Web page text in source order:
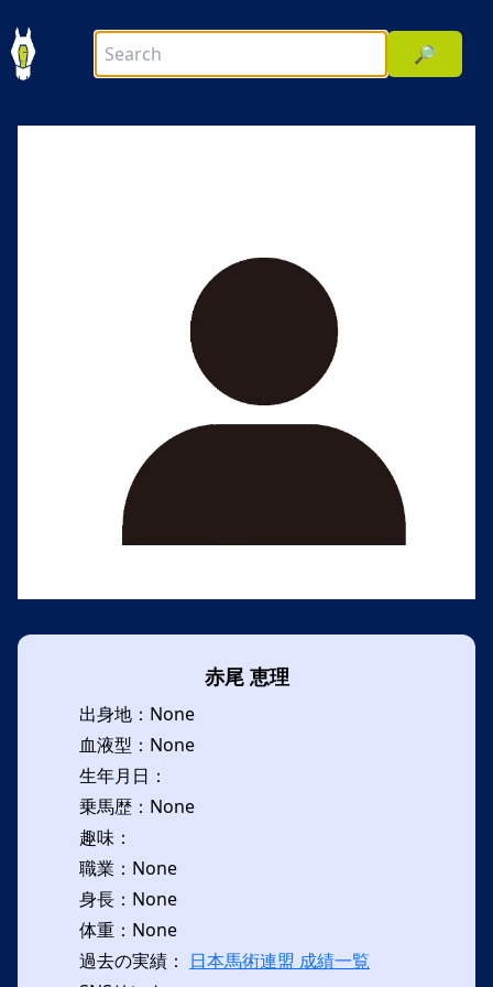
🔎
赤尾 恵理
出身地：None
血液型：None
生年月日：
乗馬歴：None
趣味：
職業：None
身長：None
体重：None
過去の実績： 日本馬術連盟 成績一覧